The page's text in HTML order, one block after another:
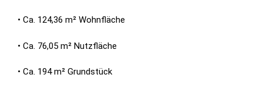
• Ca. 124,36 m² Wohnfläche
• Ca. 76,05 m² Nutzfläche
• Ca. 194 m² Grundstück